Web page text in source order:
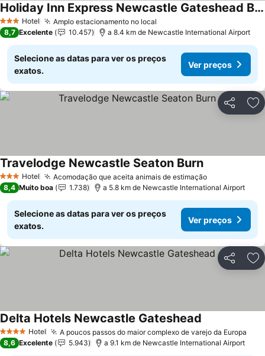
3 EstrelasHotel Amplo estacionamento no local
Holiday Inn Express Newcastle Gateshead By Ihg
8,7 Excelente 10.457 a 8.4 km de Newcastle International Airport
Selecione as datas para ver os preços
exatos.
Ver preços
Partilhar
3 EstrelasHotel Acomodação que aceita animais de estimação
Travelodge Newcastle Seaton Burn
8,4 Muito boa 1.738 a 5.8 km de Newcastle International Airport
Selecione as datas para ver os preços
exatos.
Ver preços
Partilhar
4 EstrelasHotel A poucos passos do maior complexo de varejo da Europa
Delta Hotels Newcastle Gateshead
8,6 Excelente 5.943 a 9.1 km de Newcastle International Airport